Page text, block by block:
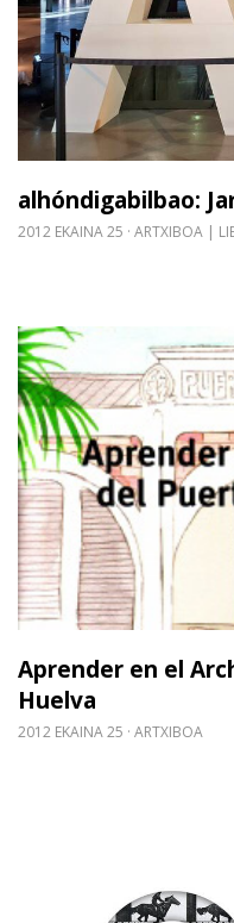
alhóndigabilbao:
2012 EKAINA 25 ARTXIBOA |
Aprender en el
Huelva
2012 EKAINA 25 ARTXIBOA
Gehiago irakurri: